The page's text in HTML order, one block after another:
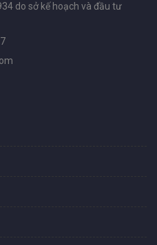
do sở kế hoạch và đầu tư